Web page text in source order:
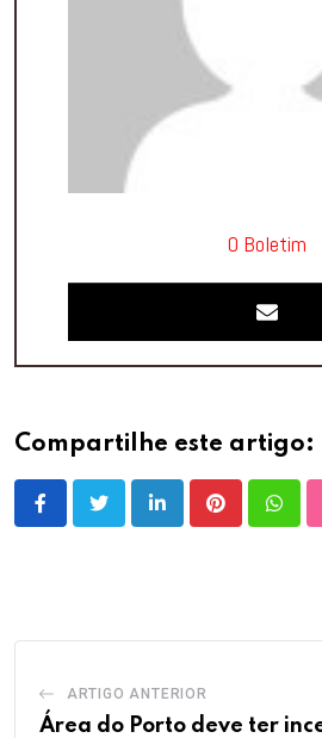
O Boletim
Compartilhe este artigo:
LinkedInPinterest
ARTIGO ANTERIOR
Área do Porto deve ter